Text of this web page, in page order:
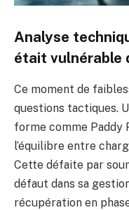
Analyse
était vulnérable
Ce moment de
questions tactiques.
forme comme Paddy
l’équilibre entre
Cette défaite par
défaut dans sa
récupération en